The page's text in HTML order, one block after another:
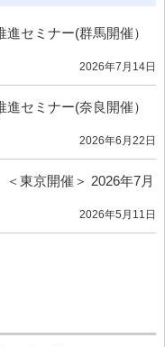
セミナー(群馬開催）
2026年7月14日
セミナー(奈良開催）
2026年6月22日
＜東京開催＞ 2026年7月
2026年5月11日